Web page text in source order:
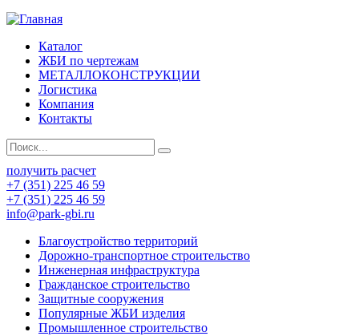
Каталог
ЖБИ по чертежам
МЕТАЛЛОКОНСТРУКЦИИ
Логистика
Компания
Контакты
получить расчет
+7 (351) 225 46 59
+7 (351) 225 46 59
info@park-gbi.ru
Благоустройство территорий
Дорожно-транспортное строительство
Инженерная инфраструктура
Гражданское строительство
Защитные сооружения
Популярные ЖБИ изделия
Промышленное строительство